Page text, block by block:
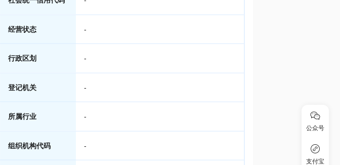
经营状态 -
行政区划 -
登记机关 -
所属行业 -
组织机构代码 -
公众号
支付宝